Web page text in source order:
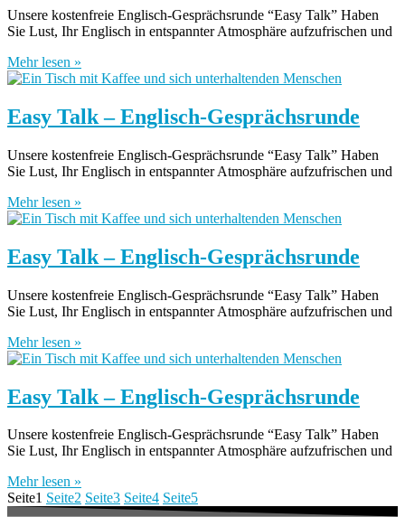
Unsere kostenfreie Englisch-Gesprächsrunde “Easy Talk” Haben
Sie Lust, Ihr Englisch in entspannter Atmosphäre aufzufrischen und
Mehr lesen »
Easy Talk – Englisch-Gesprächsrunde
Unsere kostenfreie Englisch-Gesprächsrunde “Easy Talk” Haben
Sie Lust, Ihr Englisch in entspannter Atmosphäre aufzufrischen und
Mehr lesen »
Easy Talk – Englisch-Gesprächsrunde
Unsere kostenfreie Englisch-Gesprächsrunde “Easy Talk” Haben
Sie Lust, Ihr Englisch in entspannter Atmosphäre aufzufrischen und
Mehr lesen »
Easy Talk – Englisch-Gesprächsrunde
Unsere kostenfreie Englisch-Gesprächsrunde “Easy Talk” Haben
Sie Lust, Ihr Englisch in entspannter Atmosphäre aufzufrischen und
Mehr lesen »
Seite1 Seite2 Seite3 Seite4 Seite5